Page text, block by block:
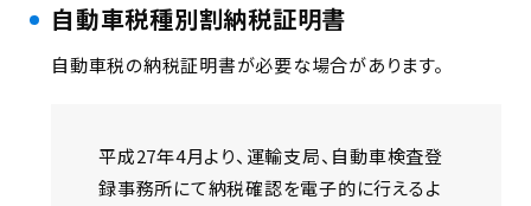
自動車税種別割納税証明書
自動車税の納税証明書が必要な場合があります。
平成27年4月より、運輸支局、自動車検査登
録事務所にて納税確認を電子的に行えるよ